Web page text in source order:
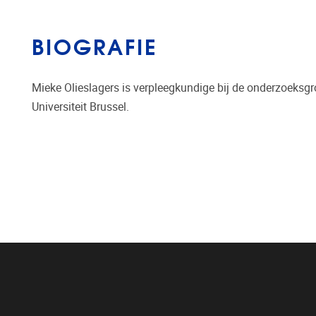
BIOGRAFIE
Mieke Olieslagers is verpleegkundige bij de
Universiteit Brussel.